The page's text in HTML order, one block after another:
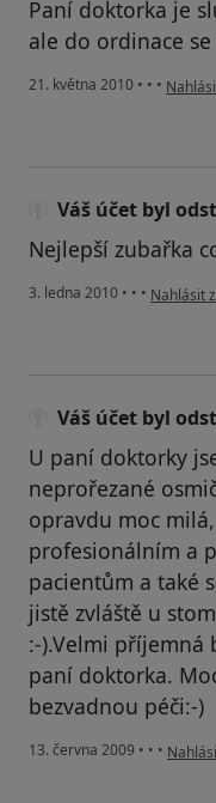
Paní doktorka je
ale do ordinace
21. května 2010 • • • podle
Váš účet byl
Nejlepší zubařka
3. ledna 2010 • • • podle
Nahlásit
Váš účet byl
U paní doktorky
neprořezané
opravdu moc
profesionálním a
pacientům a také
jistě zvláště u
:-).Velmi příjemná
paní doktorka.
bezvadnou péči:-)
13. června 2009 • • • podle